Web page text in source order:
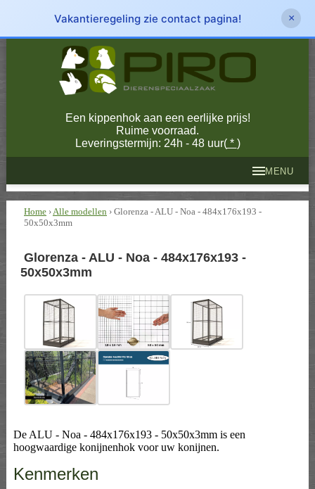
Vakantieregeling zie contact pagina! ×
Een kippenhok aan een eerlijke prijs!
Ruime voorraad.
Leveringstermijn: 24h - 48 uur(* )
MENU
Home ›Alle modellen › Glorenza - ALU - Noa - 484x176x193 -
50x50x3mm
Glorenza - ALU - Noa - 484x176x193 -
50x50x3mm
De ALU - Noa - 484x176x193 - 50x50x3mm is een
hoogwaardige konijnenhok voor uw konijnen.
Kenmerken